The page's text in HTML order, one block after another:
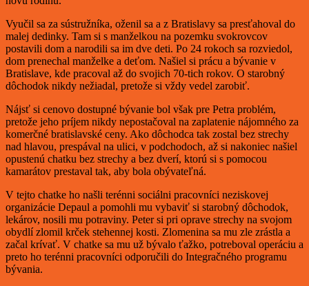
Vyučil sa za sústružníka, oženil sa a z Bratislavy sa presťahoval do
malej dedinky. Tam si s manželkou na pozemku svokrovcov
postavili dom a narodili sa im dve deti. Po 24 rokoch sa rozviedol,
dom prenechal manželke a deťom. Našiel si prácu a bývanie v
Bratislave, kde pracoval až do svojich 70-tich rokov. O starobný
dôchodok nikdy nežiadal, pretože si vždy vedel zarobiť.
Nájsť si cenovo dostupné bývanie bol však pre Petra problém,
pretože jeho príjem nikdy nepostačoval na zaplatenie nájomného za
komerčné bratislavské ceny. Ako dôchodca tak zostal bez strechy
nad hlavou, prespával na ulici, v podchodoch, až si nakoniec našiel
opustenú chatku bez strechy a bez dverí, ktorú si s pomocou
kamarátov prestaval tak, aby bola obývateľná.
V tejto chatke ho našli terénni sociálni pracovníci neziskovej
organizácie Depaul a pomohli mu vybaviť si starobný dôchodok,
lekárov, nosili mu potraviny. Peter si pri oprave strechy na svojom
obydlí zlomil krček stehennej kosti. Zlomenina sa mu zle zrástla a
začal krívať. V chatke sa mu už bývalo ťažko, potreboval operáciu a
preto ho terénni pracovníci odporučili do Integračného programu
bývania.